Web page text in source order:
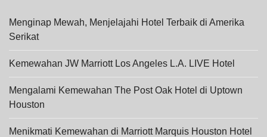
Menginap Mewah, Menjelajahi Hotel Terbaik di Amerika
Serikat
Kemewahan JW Marriott Los Angeles L.A. LIVE Hotel
Mengalami Kemewahan The Post Oak Hotel di Uptown
Houston
Menikmati Kemewahan di Marriott Marquis Houston Hotel